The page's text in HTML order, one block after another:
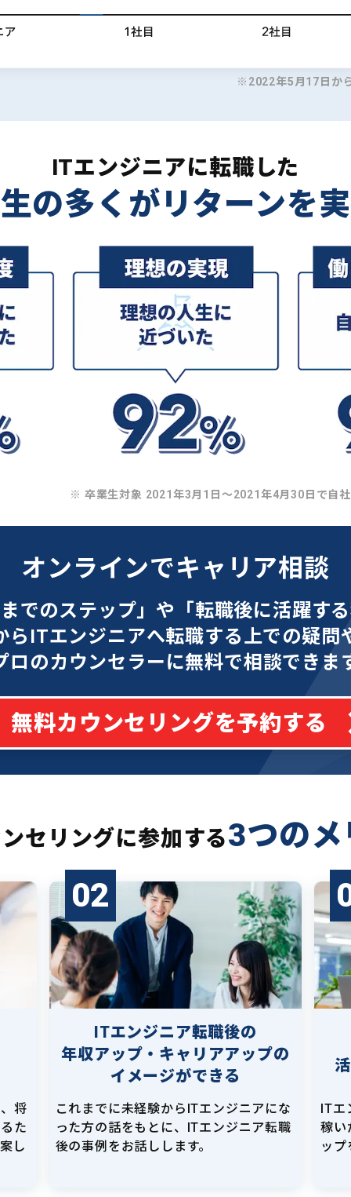
※2022年5月17日か
ITエンジニアに転職した
の多くがリターンを
※ 卒業生対象 2021年3月1日〜2021年4月30日で自
オンラインでキャリア相談
でのステップ」や「転職後に活躍す
らITエンジニアへ転職する上での疑問
ロのカウンセラーに無料で相談できま
無料カウンセリングを予約する
セリングに参加する3つの
将
た
し
02
ITエンジニア転職後の
年収アップ・キャリアアップの
イメージができる
これまでに未経験からITエンジニアにな
った方の話をもとに、ITエンジニア転職
後の事例をお話しします。
IT
稼い
ップ